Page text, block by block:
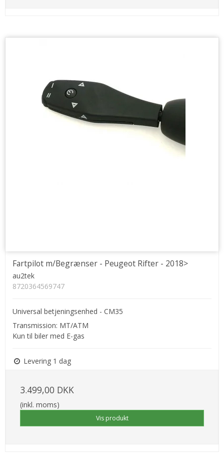
Fartpilot m/Begrænser - Peugeot Rifter - 2018>
au2tek
8720364569747
Universal betjeningsenhed - CM35
Transmission: MT/ATM
Kun til biler med E-gas
Levering 1 dag
3.499,00 DKK
(inkl. moms)
Vis produkt